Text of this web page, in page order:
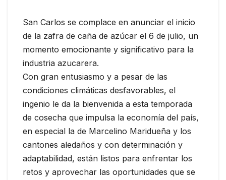
San Carlos se complace en anunciar el inicio
de la zafra de caña de azúcar el 6 de julio, un
momento emocionante y significativo para la
industria azucarera.
Con gran entusiasmo y a pesar de las
condiciones climáticas desfavorables, el
ingenio le da la bienvenida a esta temporada
de cosecha que impulsa la economía del país,
en especial la de Marcelino Maridueña y los
cantones aledaños y con determinación y
adaptabilidad, están listos para enfrentar los
retos y aprovechar las oportunidades que se